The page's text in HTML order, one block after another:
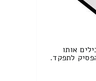
אותו
לתפקד.